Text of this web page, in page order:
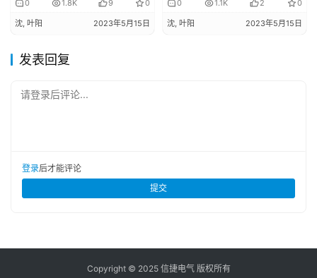
0 1.8K 9 0
沈, 叶阳 2023年5月15日
0 1.1K 2 0
沈, 叶阳 2023年5月15日
发表回复
请登录后评论...
登录后才能评论
提交
Copyright © 2025 信捷电气 版权所有